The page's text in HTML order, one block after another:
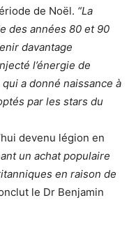
de Noël. “La
des années 80 et 90
davantage
l’énergie de
a donné naissance à
par les stars du
devenu légion en
un achat populaire
en raison de
le Dr Benjamin